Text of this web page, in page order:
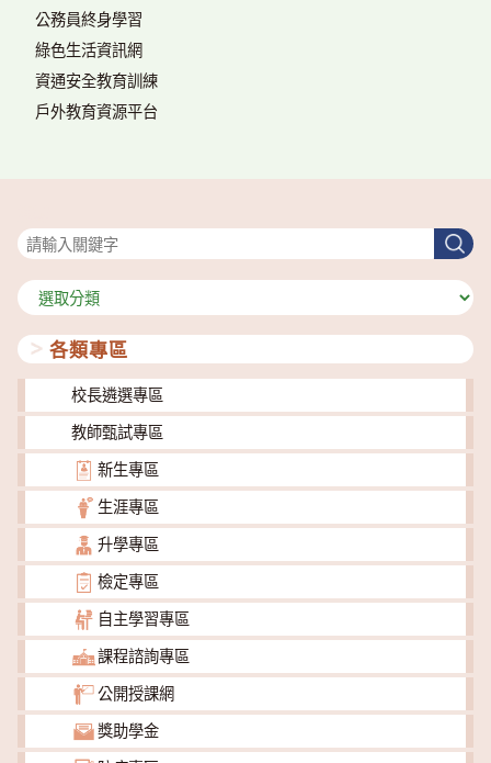
公務員終身學習
綠色生活資訊網
資通安全教育訓練
戶外教育資源平台
搜
尋
分
類
各類專區
校長遴選專區
教師甄試專區
新生專區
生涯專區
升學專區
檢定專區
自主學習專區
課程諮詢專區
公開授課網
獎助學金